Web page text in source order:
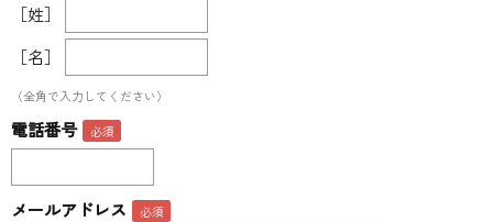
［姓］
［名］
（全角で入力してください）
電話番号
メールアドレス